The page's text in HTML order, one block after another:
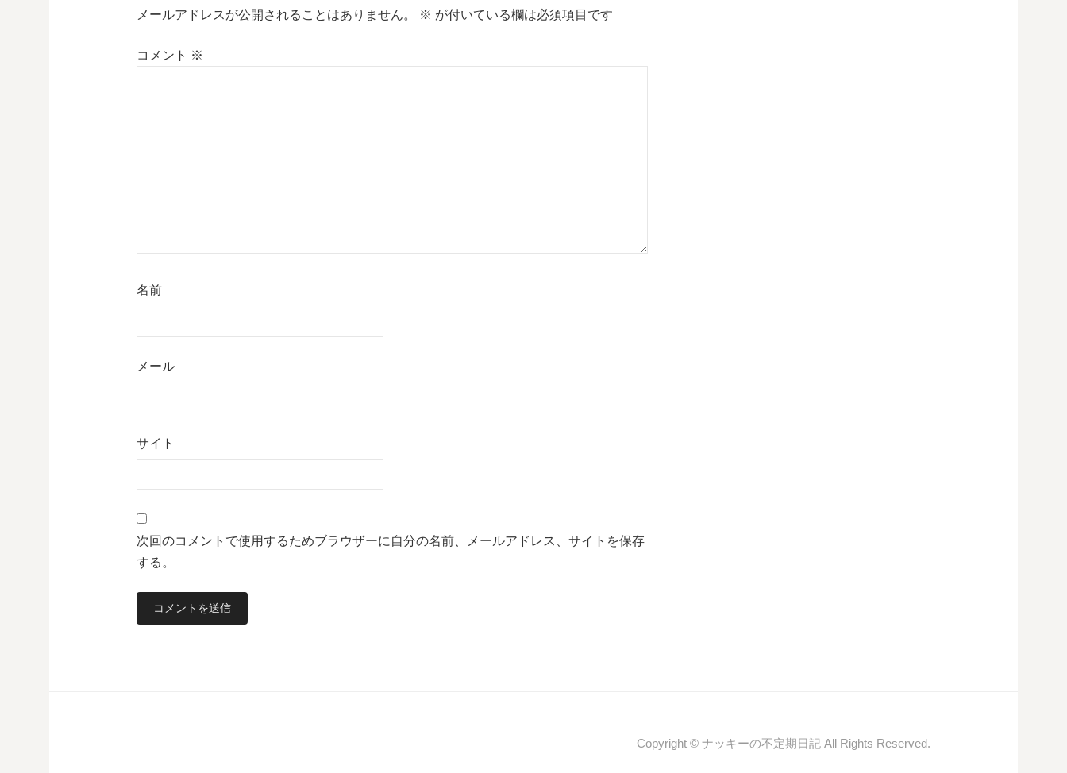
メールアドレスが公開されることはありません。 ※ が付いている欄は必須項目です
コメント ※
名前
メール
サイト
次回のコメントで使用するためブラウザーに自分の名前、メールアドレス、サイトを保存
する。
Copyright © ナッキーの不定期日記 All Rights Reserved.